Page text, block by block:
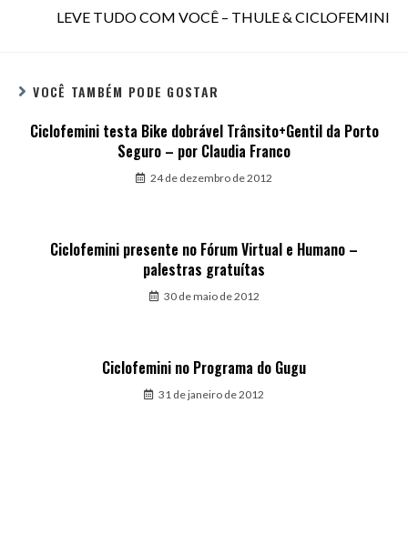
LEVE TUDO COM VOCÊ – THULE & CICLOFEMINI
VOCÊ TAMBÉM PODE GOSTAR
Ciclofemini testa Bike dobrável Trânsito+Gentil da Porto
Seguro – por Claudia Franco
24 de dezembro de 2012
Ciclofemini presente no Fórum Virtual e Humano –
palestras gratuítas
30 de maio de 2012
Ciclofemini no Programa do Gugu
31 de janeiro de 2012